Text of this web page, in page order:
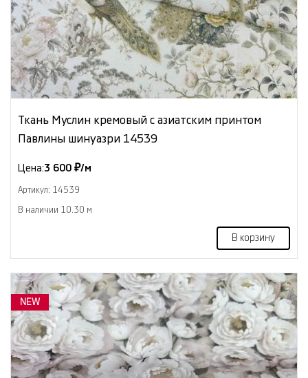
Ткань Муслин кремовый с азиатским принтом
Павлины шинуазри 14539
Цена:3 600 ₽/м
Артикул: 14539
В наличии 10.30 м
В корзину
NEW